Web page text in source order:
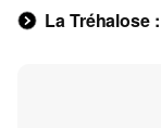
La Tréhalose :